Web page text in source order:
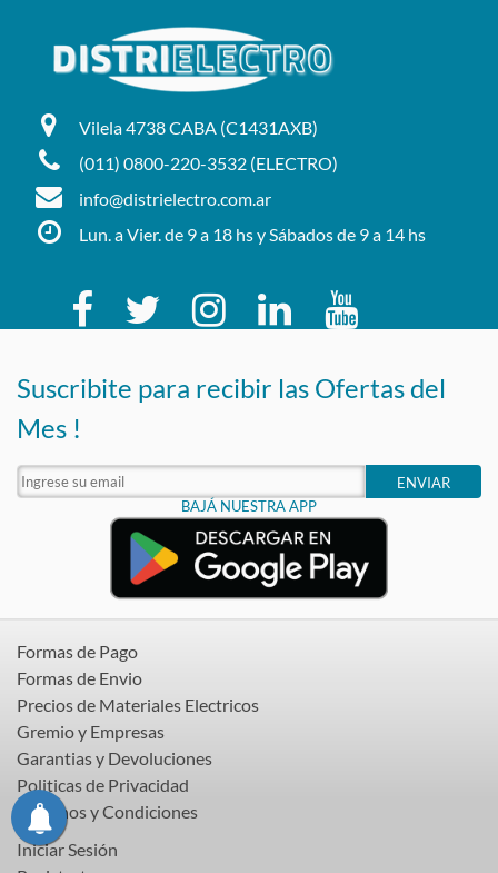
Vilela 4738 CABA (C1431AXB)
(011) 0800-220-3532 (ELECTRO)
info@distrielectro.com.ar
Lun. a Vier. de 9 a 18 hs y Sábados de 9 a 14 hs
Suscribite para recibir las Ofertas del
Mes !
ENVIAR
BAJÁ NUESTRA APP
Formas de Pago
Formas de Envio
Precios de Materiales Electricos
Gremio y Empresas
Garantias y Devoluciones
Politicas de Privacidad
Terminos y Condiciones
Iniciar Sesión